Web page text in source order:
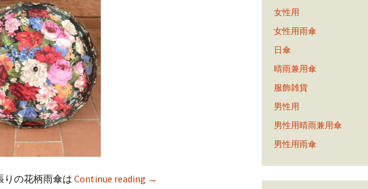
りの花柄雨傘はContinue reading →
女性用
女性用雨傘
日傘
晴雨兼用傘
服飾雑貨
男性用
男性用晴雨兼用傘
男性用雨傘